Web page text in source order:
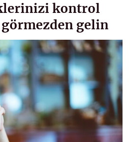
kontrol
gelin